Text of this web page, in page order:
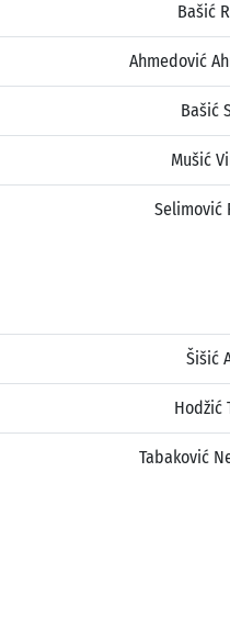
Bašić
Ahmedović
Bašić
Mušić
Selimović
Šišić
Hodžić
Tabaković